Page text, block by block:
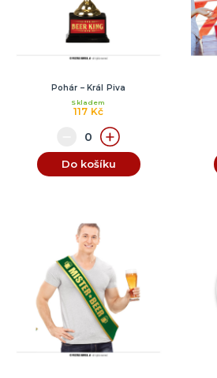
Pohár – Král Piva
117 Kč
Skladem
Do košíku